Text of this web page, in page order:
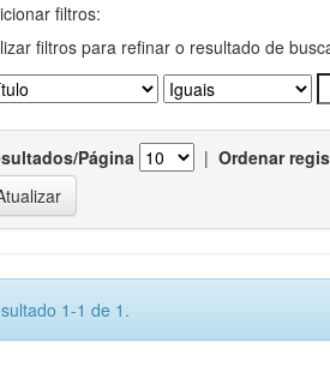
filtros:
filtros para refinar o resultado de
Página | Ordenar
1-1 de 1.